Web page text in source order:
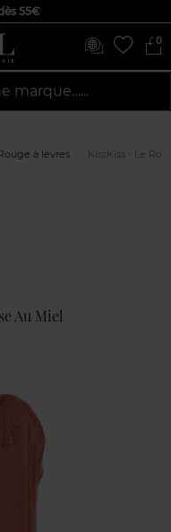
55€
0
marque…...
à lèvres KissKiss - Le
Au Miel